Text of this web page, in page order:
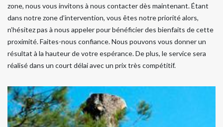
zone, nous vous invitons à nous contacter dès maintenant. Étant
dans notre zone d’intervention, vous êtes notre priorité alors,
n’hésitez pas à nous appeler pour bénéficier des bienfaits de cette
proximité. Faites-nous confiance. Nous pouvons vous donner un
résultat à la hauteur de votre espérance. De plus, le service sera
réalisé dans un court délai avec un prix très compétitif.